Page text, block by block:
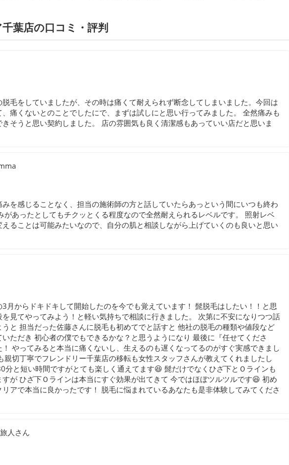
葉店の口コミ・評判
毛をしていましたが、その時は痛くて耐えられず断念してしまいました。今回は
痛くないとのことでしたにで、まずは試しにと思い行ってみました。 全然痛みも
そうと思い契約しました。 店の雰囲気も良く清潔感もあっていい店だと思いま
みを感じることなく、担当の施術師の方と話していたらあっという間にいつも終わ
があったとしてもチクッとくる程度なので全然耐えられるレベルです。 照射レベ
ることは可能みたいなので、自分の肌と相談しながら上げていくのも良いと思い
月からドキドキして開始したのを今でも覚えています！ 髭脱毛はしたい！！と思
を見てやってみよう！と軽い気持ちで相談に行きました。 次第に不安になりつつ話
と 担当だった佐藤さんに脱毛も初めてでと話すと 他社の脱毛の種類や値段など
ただき 初心者の僕でもできるかな？と思うようになり 最後に『任せてくださ
やってみると本当に痛くないし、生えるのも遅くなってるのがすぐ実感できまし
親切丁寧でフレンドリー千葉店の移転も女性スタッフさんが教えてくれましたし
分と短い時間ですがとても楽しく通えてます😆 髭だけでなくひざ下とＯラインも
が ひざ下Ｏラインは本当にすぐ効果が出てきて 今ではほぼツルツルです😆 初め
アで本当に良かったです！ 脱毛に悩まれているあなたも是非体験してみてくださ
人さん